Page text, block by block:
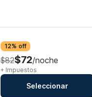
12% off
$82$72/noche
+ Impuestos
Seleccionar